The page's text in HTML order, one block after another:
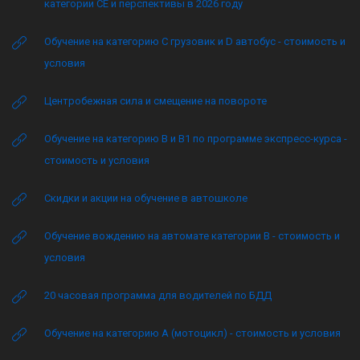
категории CE и перспективы в 2026 году
Обучение на категорию C грузовик и D автобус - стоимость и
условия
Центробежная сила и смещение на повороте
Обучение на категорию B и B1 по программе экспресс-курса -
стоимость и условия
Скидки и акции на обучение в автошколе
Обучение вождению на автомате категории B - стоимость и
условия
20 часовая программа для водителей по БДД
Обучение на категорию А (мотоцикл) - стоимость и условия